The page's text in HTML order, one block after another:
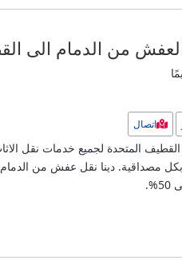
من الدمام الى
اتصال
المتحدة لجميع خدمات نقل
مصداقية. دينا نقل عفش من